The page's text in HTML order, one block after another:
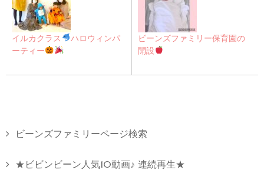
イルカクラス
ハロウィンパ
ーティー
ビーンズファミリー保育園の
開設
ビーンズファミリーページ検索
★ビビンビーン人気10動画♪ 連続再生★